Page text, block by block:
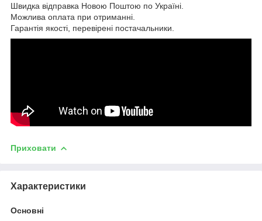
Швидка відправка Новою Поштою по Україні.
Можлива оплата при отриманні.
Гарантія якості, перевірені постачальники.
Приховати
Характеристики
Основні